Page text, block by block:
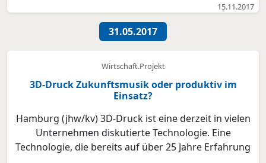
Schokoladendruckerei aus Hamburg hinterlassen bei
den Beschenkten garantiert einen bleibenden
Eindruck. Gerade bei Präs...
15.11.2017
31.05.2017
Wirtschaft.Projekt
3D-Druck Zukunftsmusik oder produktiv im
Einsatz?
Hamburg (jhw/kv) 3D-Druck ist eine derzeit in vielen
Unternehmen diskutierte Technologie. Eine
Technologie, die bereits auf über 25 Jahre Erfahrung